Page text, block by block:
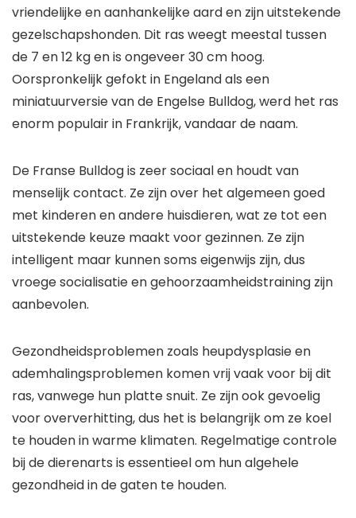
vriendelijke en aanhankelijke aard en zijn uitstekende
gezelschapshonden. Dit ras weegt meestal tussen
de 7 en 12 kg en is ongeveer 30 cm hoog.
Oorspronkelijk gefokt in Engeland als een
miniatuurversie van de Engelse Bulldog, werd het ras
enorm populair in Frankrijk, vandaar de naam.
De Franse Bulldog is zeer sociaal en houdt van
menselijk contact. Ze zijn over het algemeen goed
met kinderen en andere huisdieren, wat ze tot een
uitstekende keuze maakt voor gezinnen. Ze zijn
intelligent maar kunnen soms eigenwijs zijn, dus
vroege socialisatie en gehoorzaamheidstraining zijn
aanbevolen.
Gezondheidsproblemen zoals heupdysplasie en
ademhalingsproblemen komen vrij vaak voor bij dit
ras, vanwege hun platte snuit. Ze zijn ook gevoelig
voor oververhitting, dus het is belangrijk om ze koel
te houden in warme klimaten. Regelmatige controle
bij de dierenarts is essentieel om hun algehele
gezondheid in de gaten te houden.